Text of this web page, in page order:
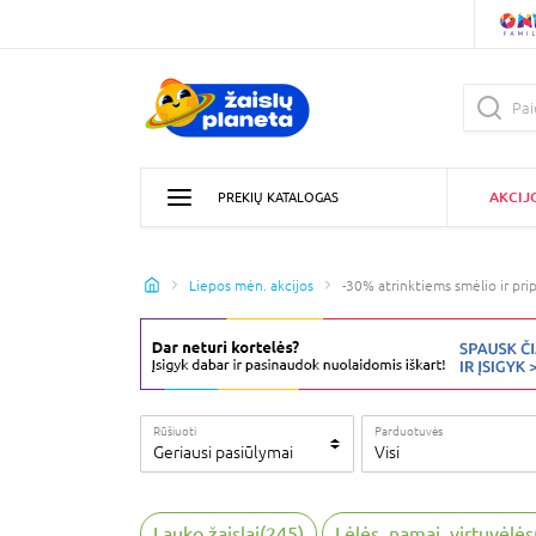
PREKIŲ KATALOGAS
Liepos mėn. akcijos -30% atrinktiems smėlio ir
Rūšiuoti
Geriausi pasiūlymai
Parduotuvės
Visi